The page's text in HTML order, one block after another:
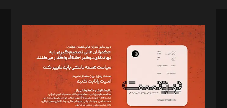
مدیر مسئول: محمدباقر اثنی‌عشری
سردبیر: مهرک محمودی
دبیر تحریریه: میثم قاسمی
د‌بیر ناداستان: سمانه سمیع
د‌بیر خدمت و تجارت: ابوالفضل رجبی
د‌بیر حقوق فناوری: حسام‌الدین ایپکچی